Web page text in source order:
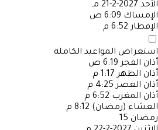
الأحد 2027-2-21 مـ
الإمساك 6:09 ص
الإفطار 6:52 م
استعراض المواعيد الكاملة
أذان الفجر 6:19 ص
أذان الظهر 1:17 م
أذان العصر 4:25 م
أذان المغرب 6:52 م
العشاء (رمضان) 8:12 م
رمضان 15